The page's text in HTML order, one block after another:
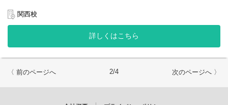
４．⼀流⼤学を⽬指す⽣徒に、⼊試の情報を収集し、受験対策を
関西校
詳しくはこちら
〈 前のページへ 2/4 次のページへ 〉